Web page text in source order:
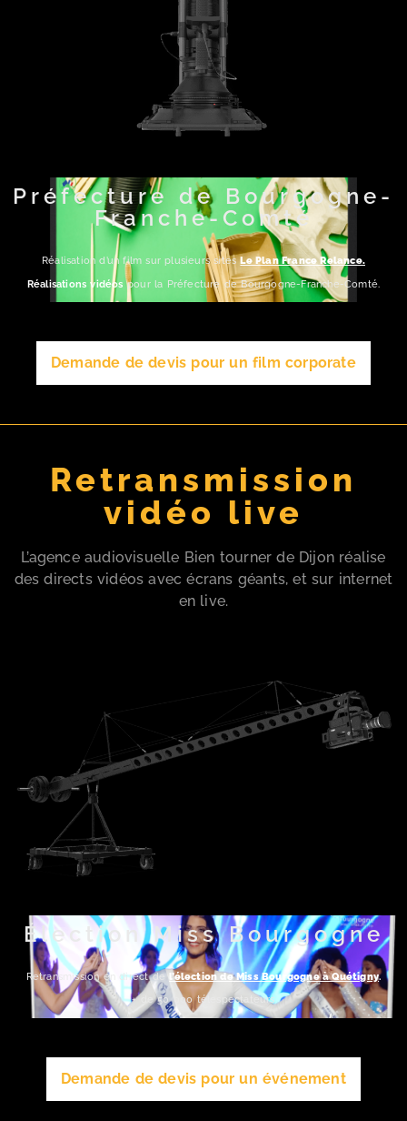
Préfecture de Bourgogne-
Franche-Comté
Réalisation d’un film sur plusieurs sitesLe Plan France Relance.
Réalisations vidéos pour la Préfecture de Bourgogne-Franche-Comté.
Demande de devis pour un film corporate
Retransmission
vidéo live
L’agence audiovisuelle Bien tourner de Dijon réalise
des directs vidéos avec écrans géants, et sur internet
en live.
Élection Miss Bourgogne
Retransmission en direct de l’élection de Miss Bourgogne à Quétigny.
+ de 50 000 télespectateurs
Demande de devis pour un événement